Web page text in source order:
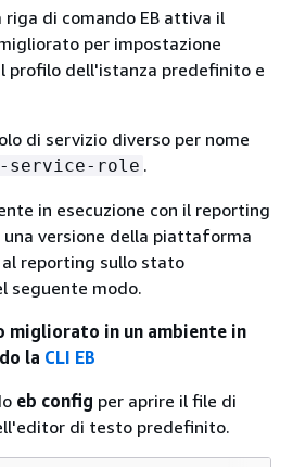
di comando EB attiva il
per impostazione
profilo dell'istanza predefinito e
di servizio diverso per nome
service-role .
in esecuzione con il reporting
versione della piattaforma
reporting sullo stato
seguente modo.
in un ambiente in
la CLI EB
eb config per aprire il file di
di testo predefinito.